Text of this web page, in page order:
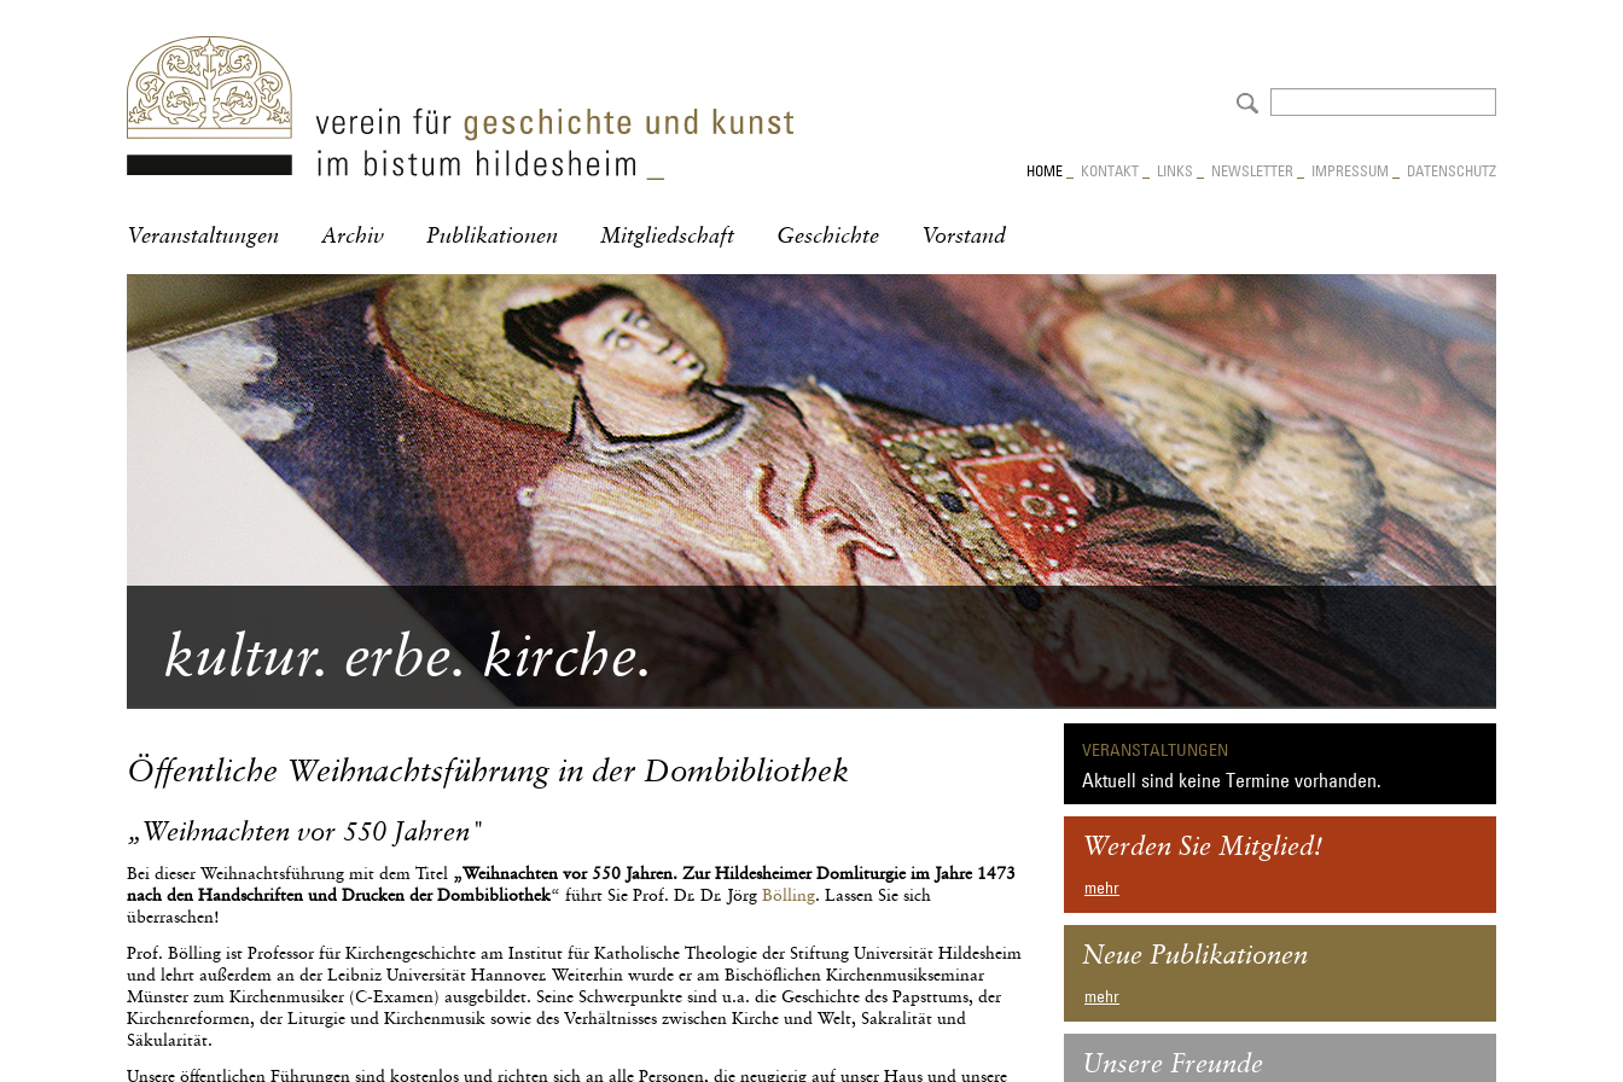
NAVIGATION
HOME KONTAKT LINKS NEWSLETTER IMPRESSUM DATENSCHUTZ
Navigation
Veranstaltungen Archiv Publikationen Mitgliedschaft Geschichte Vorstand
kultur. erbe. kirche.
Öffentliche Weihnachtsführung in der Dombibliothek
„Weihnachten vor 550 Jahren"
Bei dieser Weihnachtsführung mit dem Titel „Weihnachten vor 550 Jahren. Zur Hildesheimer Domliturgie im Jahre 1473
nach den Handschriften und Drucken der Dombibliothek“ führt Sie Prof. Dr. Dr. Jörg Bölling. Lassen Sie sich
überraschen!
Prof. Bölling ist Professor für Kirchengeschichte am Institut für Katholische Theologie der Stiftung Universität Hildesheim
und lehrt außerdem an der Leibniz Universität Hannover. Weiterhin wurde er am Bischöflichen Kirchenmusikseminar
Münster zum Kirchenmusiker (C-Examen) ausgebildet. Seine Schwerpunkte sind u.a. die Geschichte des Papsttums, der
Kirchenreformen, der Liturgie und Kirchenmusik sowie des Verhältnisses zwischen Kirche und Welt, Sakralität und
Säkularität.
Unsere öffentlichen Führungen sind kostenlos und richten sich an alle Personen, die neugierig auf unser Haus und unsere
VERANSTALTUNGEN
Aktuell sind keine Termine vorhanden.
Werden Sie Mitglied!
mehr
Neue Publikationen
mehr
Unsere Freunde